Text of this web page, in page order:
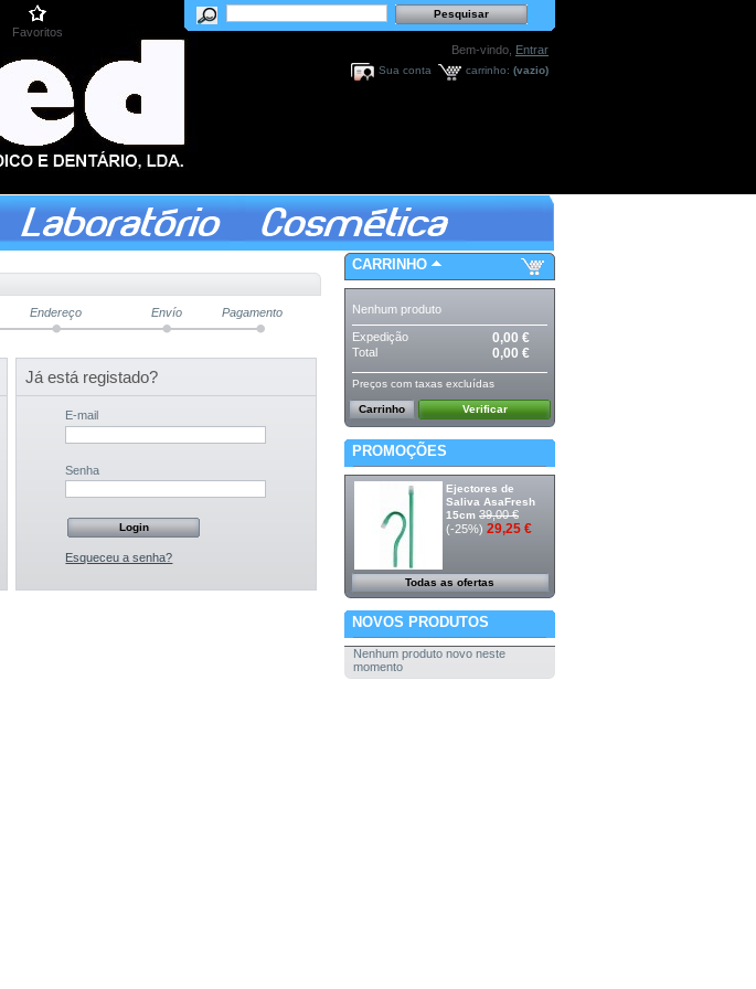
Favoritos
Bem-vindo, Entrar
carrinho: (vazio)
Sua conta
Endereço Envío Pagamento
Já está registado?
E-mail
Senha
Esqueceu a senha?
CARRINHO
Nenhum produto
Expedição 0,00 €
Total 0,00 €
Preços com taxas excluídas
Carrinho Verificar
PROMOÇÕES
Ejectores de
Saliva AsaFresh
15cm 39,00 €
(-25%) 29,25 €
Todas as ofertas
NOVOS PRODUTOS
Nenhum produto novo neste
momento